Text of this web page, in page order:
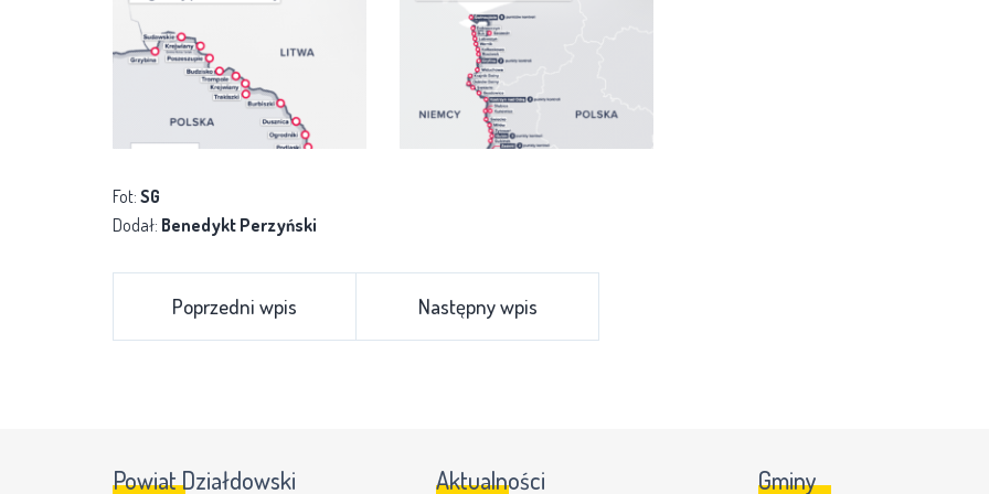
Fot: SG
Dodał: Benedykt Perzyński
Poprzedni wpis Następny wpis
Powiat Działdowski Aktualności Gminy